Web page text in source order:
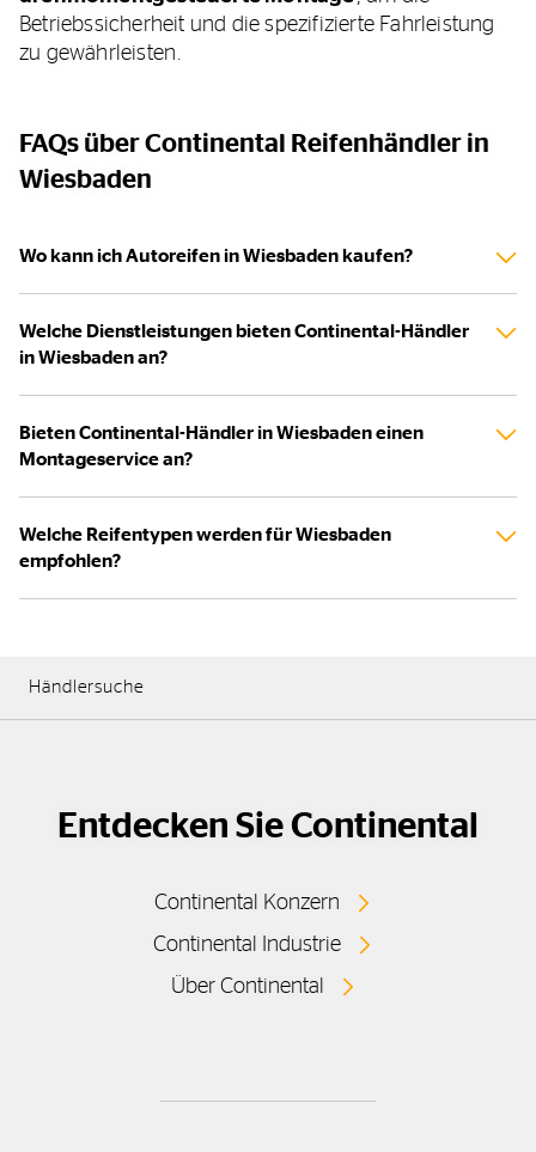
Betriebssicherheit und die spezifizierte Fahrleistung
zu gewährleisten.
FAQs über Continental Reifenhändler in
Wiesbaden
Wo kann ich Autoreifen in Wiesbaden kaufen?
Welche Dienstleistungen bieten Continental-Händler
in Wiesbaden an?
Bieten Continental-Händler in Wiesbaden einen
Montageservice an?
Welche Reifentypen werden für Wiesbaden
empfohlen?
Händlersuche
Entdecken Sie Continental
Continental Konzern
Continental Industrie
Über Continental